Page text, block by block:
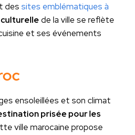
des sites emblématiques à
de la ville se reflète
et ses événements
ensoleillées et son climat
prisée pour les
ville marocaine propose